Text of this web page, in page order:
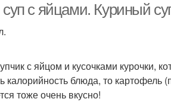
с яйцами. Куриный
с яйцом и кусочками курочки,
калорийность блюда, то
тоже очень вкусно!